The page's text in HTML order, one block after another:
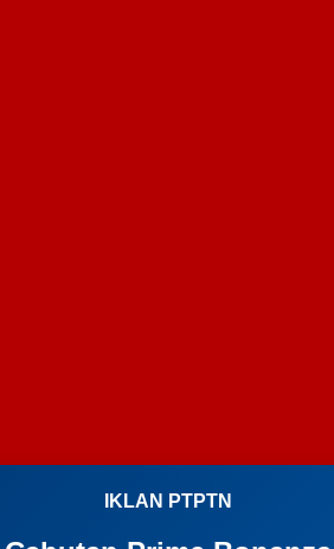
IKLAN PTPTN